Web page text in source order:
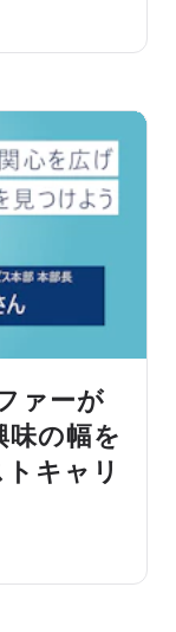
ァーが
味の幅を
キャリ